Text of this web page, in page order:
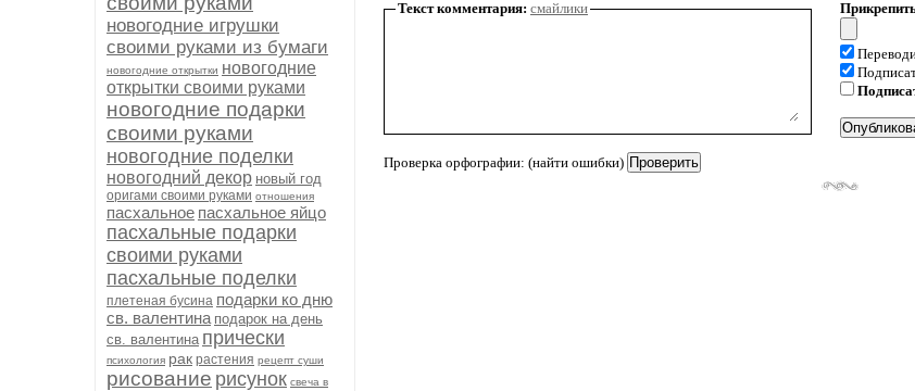
новогодние игрушки
своими руками из бумаги
новогодние открытки новогодние
открытки своими руками
новогодние подарки
своими руками
новогодние поделки
новогодний декор новый год
оригами своими руками отношения
пасхальное пасхальное яйцо
пасхальные подарки
своими руками
пасхальные поделки
плетеная бусина подарки ко дню
св. валентина подарок на день
св. валентина прически
психология рак растения рецепт суши
рисование рисунок свеча в
Текст комментария: смайлики
Проверка орфографии: (найти ошибки)